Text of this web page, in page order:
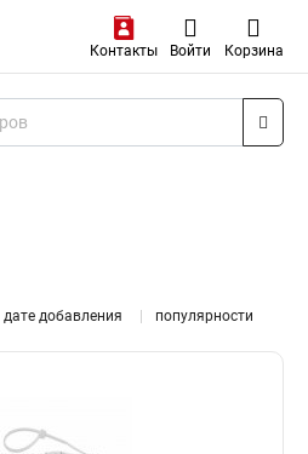
Контакты Войти Корзина
дате добавления популярности